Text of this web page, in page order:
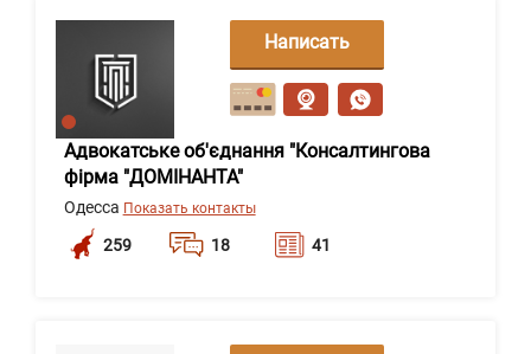
Адвокатське об'єднання "Консалтингова
фірма "ДОМІНАНТА"
Одесса Показать контакты
259 18 41
Написать
сообщение